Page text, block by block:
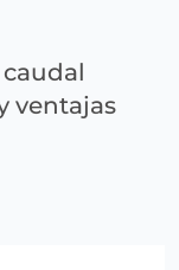
ventajas